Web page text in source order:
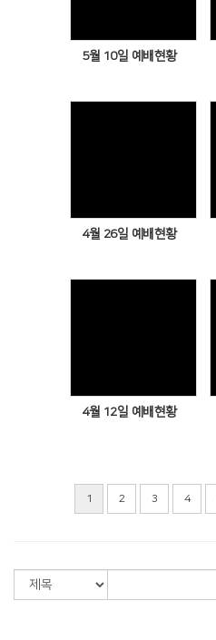
5월 10일 예배현황
4월 26일 예배현황
4월 12일 예배현황
1 2 3 4